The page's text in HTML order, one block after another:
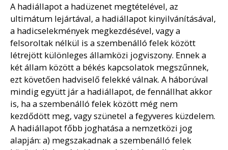
A hadiállapot a hadüzenet megtételével, az
ultimátum lejártával, a hadiállapot kinyilvánításával,
a hadicselekmények megkezdésével, vagy a
felsoroltak nélkül is a szembenálló felek között
létrejött különleges államközi jogviszony. Ennek a
két állam között a békés kapcsolatok megszűnnek,
ezt követően hadviselő felekké válnak. A háborúval
mindig együtt jár a hadiállapot, de fennállhat akkor
is, ha a szembenálló felek között még nem
kezdődött meg, vagy szünetel a fegyveres küzdelem.
A hadiállapot főbb joghatása a nemzetközi jog
alapján: a) megszakadnak a szembenálló felek